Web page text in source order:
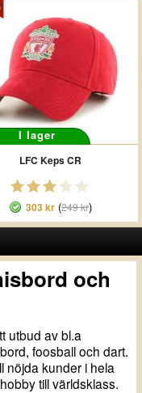
I lager
LFC Keps CR
303 kr(249 kr)
och
utbud av bl.a
foosball och dart.
nöjda kunder i hela
till världsklass.